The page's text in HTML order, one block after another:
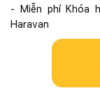
- Miễn phí Khóa
Haravan